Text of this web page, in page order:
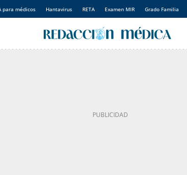
para médicos Hantavirus RETA Examen MIR Grado Familia